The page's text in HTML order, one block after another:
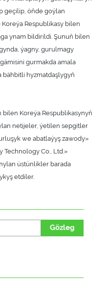
geçilip, öňde goýlan
Respublikasy bilen
ynam bildirildi. Şunuň bilen
ýagny, gurulmagy
gurmakda amala
bähbitli hyzmatdaşlygyň
bilen Koreýa Respublikasynyň
netijeler, ýetilen sepgitler
we abatlaýyş zawody»
Technology Co., Ltd.»
üstünlikler barada
etdiler.
Gözleg